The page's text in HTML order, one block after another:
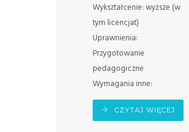
Wykształcenie: wyższe (w
tym licencjat)
Uprawnienia:
Przygotowanie
pedagogiczne
Wymagania inne:
CZYTAJ WIĘCEJ